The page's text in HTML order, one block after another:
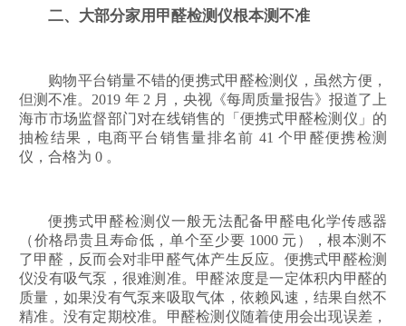
二、大部分家用甲醛检测仪根本测不准
购物平台销量不错的便携式甲醛检测仪，虽然方便，
但测不准。2019 年 2 月，央视《每周质量报告》报道了上
海市市场监督部门对在线销售的「便携式甲醛检测仪」的
抽检结果，电商平台销售量排名前 41 个甲醛便携检测
仪，合格为 0 。
便携式甲醛检测仪一般无法配备甲醛电化学传感器
（价格昂贵且寿命低，单个至少要 1000 元），根本测不
了甲醛，反而会对非甲醛气体产生反应。便携式甲醛检测
仪没有吸气泵，很难测准。甲醛浓度是一定体积内甲醛的
质量，如果没有气泵来吸取气体，依赖风速，结果自然不
精准。没有定期校准。甲醛检测仪随着使用会出现误差，